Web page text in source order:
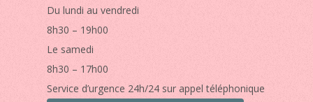
Du lundi au vendredi
8h30 – 19h00
Le samedi
8h30 – 17h00
Service d’urgence 24h/24 sur appel téléphonique